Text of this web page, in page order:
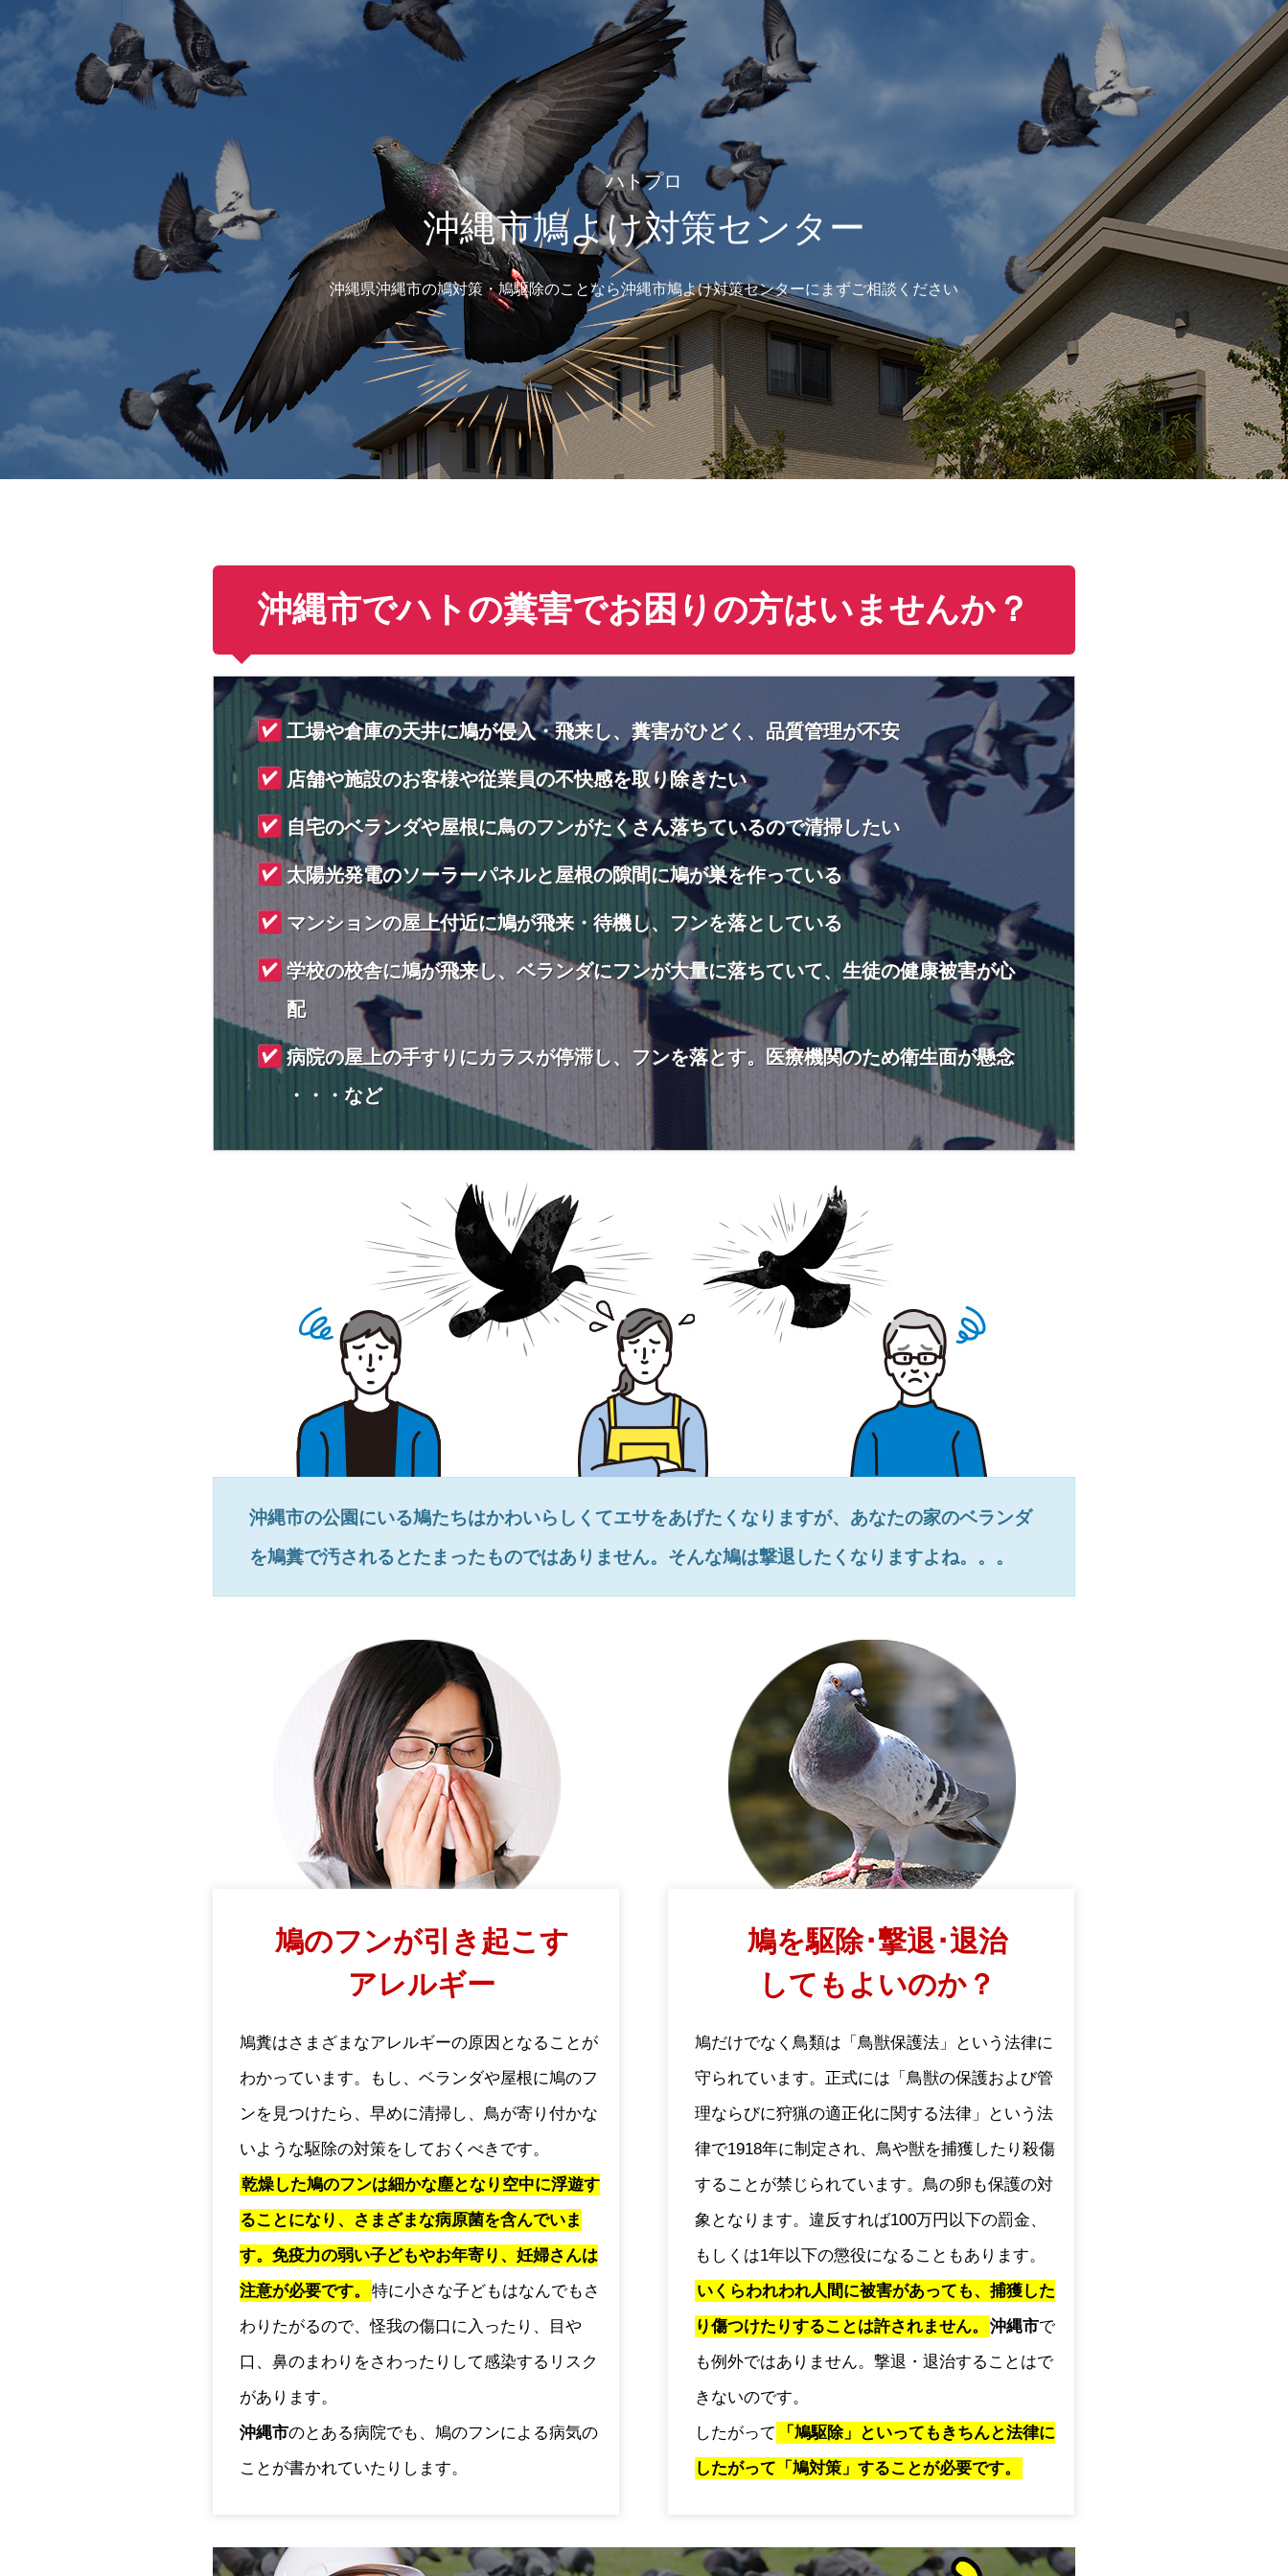
ハトプロ
沖縄市鳩よけ対策センター
沖縄県沖縄市の鳩対策・鳩駆除のことなら沖縄市鳩よけ対策センターにまずご相談ください
沖縄市でハトの糞害でお困りの方はいませんか？
工場や倉庫の天井に鳩が侵入・飛来し、糞害がひどく、品質管理が不安
店舗や施設のお客様や従業員の不快感を取り除きたい
自宅のベランダや屋根に鳥のフンがたくさん落ちているので清掃したい
太陽光発電のソーラーパネルと屋根の隙間に鳩が巣を作っている
マンションの屋上付近に鳩が飛来・待機し、フンを落としている
学校の校舎に鳩が飛来し、ベランダにフンが大量に落ちていて、生徒の健康被害が心
配
病院の屋上の手すりにカラスが停滞し、フンを落とす。医療機関のため衛生面が懸念
・・・など
沖縄市の公園にいる鳩たちはかわいらしくてエサをあげたくなりますが、あなたの家のベランダ
を鳩糞で汚されるとたまったものではありません。そんな鳩は撃退したくなりますよね。。。
鳩のフンが引き起こす
アレルギー
鳩糞はさまざまなアレルギーの原因となることが
わかっています。もし、ベランダや屋根に鳩のフ
ンを見つけたら、早めに清掃し、鳥が寄り付かな
いような駆除の対策をしておくべきです。
乾燥した鳩のフンは細かな塵となり空中に浮遊す
ることになり、さまざまな病原菌を含んでいま
す。免疫力の弱い子どもやお年寄り、妊婦さんは
注意が必要です。
特に小さな子どもはなんでもさ
わりたがるので、怪我の傷口に入ったり、目や
口、鼻のまわりをさわったりして感染するリスク
があります。
沖縄市のとある病院でも、鳩のフンによる病気の
ことが書かれていたりします。
鳩を駆除･撃退･退治
してもよいのか？
鳩だけでなく鳥類は「鳥獣保護法」という法律に
守られています。正式には「鳥獣の保護および管
理ならびに狩猟の適正化に関する法律」という法
律で1918年に制定され、鳥や獣を捕獲したり殺傷
することが禁じられています。鳥の卵も保護の対
象となります。違反すれば100万円以下の罰金、
もしくは1年以下の懲役になることもあります。
いくらわれわれ人間に被害があっても、捕獲した
り傷つけたりすることは許されません。
沖縄市で
も例外ではありません。撃退・退治することはで
きないのです。
したがって
「鳩駆除」といってもきちんと法律に
したがって「鳩対策」することが必要です。